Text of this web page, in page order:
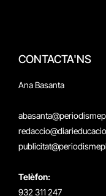
CONTACTA'NS
Ana Basanta
Telèfon:
932 311 247